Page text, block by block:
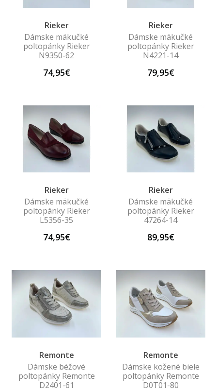
Rieker
Dámske mäkučké
poltopánky Rieker
N9350-62
74,95€
Rieker
Dámske mäkučké
poltopánky Rieker
N4221-14
79,95€
Rieker
Dámske mäkučké
poltopánky Rieker
L5356-35
74,95€
Rieker
Dámske mäkučké
poltopánky Rieker
47264-14
89,95€
Remonte
Dámske béžové
poltopánky Remonte
D2401-61
Remonte
Dámske kožené biele
poltopánky Remonte
D0T01-80